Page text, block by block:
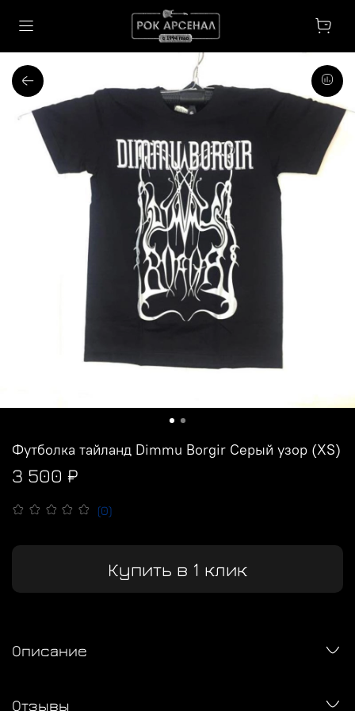
(0)
Футболка тайланд Dimmu Borgir Серый узор (XS)
3 500 ₽
Купить в 1 клик
Описание
Отзывы